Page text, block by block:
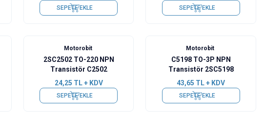
SEPETE EKLE SEPETE EKLE
Motorobit
2SC2502 TO-220 NPN
Transistör C2502
24,25 TL + KDV
SEPETE EKLE
Motorobit
C5198 TO-3P NPN
Transistör 2SC5198
43,65 TL + KDV
SEPETE EKLE